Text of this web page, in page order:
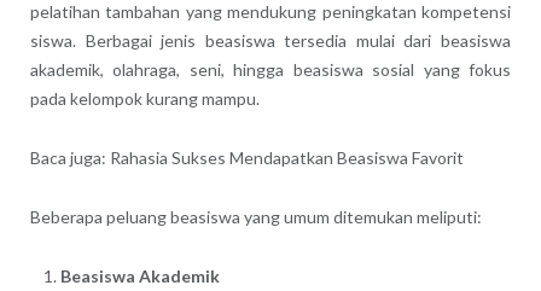
pelatihan tambahan yang mendukung peningkatan kompetensi
siswa. Berbagai jenis beasiswa tersedia mulai dari beasiswa
akademik, olahraga, seni, hingga beasiswa sosial yang fokus
pada kelompok kurang mampu.
Baca juga: Rahasia Sukses Mendapatkan Beasiswa Favorit
Beberapa peluang beasiswa yang umum ditemukan meliputi:
Beasiswa Akademik